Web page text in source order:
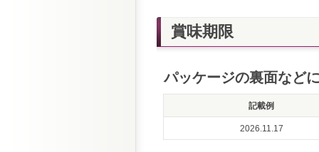
賞味期限
パッケージの裏面など
記載例
2026.11.17